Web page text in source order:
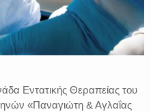
Εντατικής Θεραπείας του
«Παναγιώτη & Αγλαΐας